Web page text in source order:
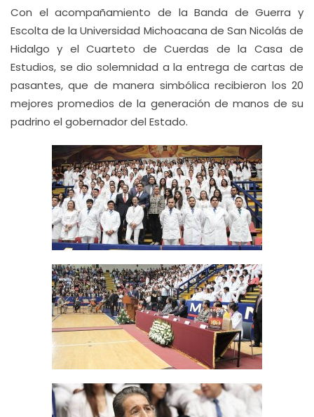
Con el acompañamiento de la Banda de Guerra y
Escolta de la Universidad Michoacana de San Nicolás de
Hidalgo y el Cuarteto de Cuerdas de la Casa de
Estudios, se dio solemnidad a la entrega de cartas de
pasantes, que de manera simbólica recibieron los 20
mejores promedios de la generación de manos de su
padrino el gobernador del Estado.